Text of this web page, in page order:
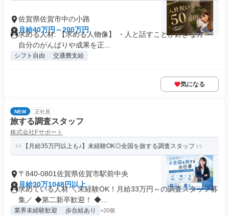
佐賀県佐賀市中の小路
月給40万円～200万円
求める人材: 【求める人物像】 ・人と話すことが好きな方 ・
自分のがんばりや成果を正...
シフト自由 交通費支給
気になる
NEW 正社員
旅する調査スタッフ
株式会社Fサポート
【月給35万円以上も♪】未経験OK◎全国を旅する調査スタッフ
〒840-0801佐賀県佐賀市駅前中央
月給30万1048円以上
求めている人材 ＼未経験OK！月給33万円～の調査スタッフ募
集／ ◆第二新卒歓迎！ ◆...
業界未経験歓迎 歩合給あり +20個